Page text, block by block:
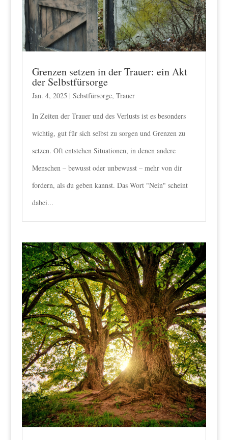
Grenzen setzen in der Trauer: ein Akt
der Selbstfürsorge
Jan. 4, 2025 | Sebstfürsorge, Trauer
In Zeiten der Trauer und des Verlusts ist es besonders
wichtig, gut für sich selbst zu sorgen und Grenzen zu
setzen. Oft entstehen Situationen, in denen andere
Menschen – bewusst oder unbewusst – mehr von dir
fordern, als du geben kannst. Das Wort "Nein" scheint
dabei...